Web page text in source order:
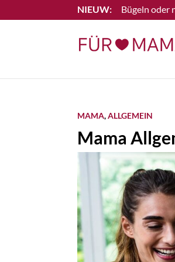
Bügeln oder
Lesen Sie
MAMA,ALLGEMEIN
Mama